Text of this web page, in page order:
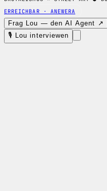
ERREICHBAR · ANEWERA
Frag Lou — den AI Agent ↗
🎙 Lou interviewen